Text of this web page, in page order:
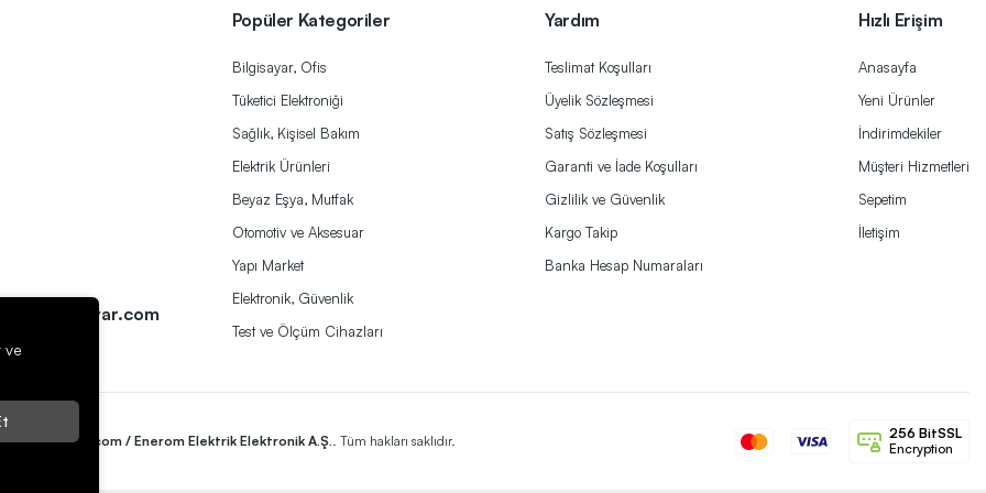
Popüler Kategoriler
Bilgisayar, Ofis
Tüketici Elektroniği
Sağlık, Kişisel Bakım
Elektrik Ürünleri
Beyaz Eşya, Mutfak
Otomotiv ve Aksesuar
Yapı Market
Elektronik, Güvenlik
Test ve Ölçüm Cihazları
Yardım
Teslimat Koşulları
Üyelik Sözleşmesi
Satış Sözleşmesi
Garanti ve İade Koşulları
Gizlilik ve Güvenlik
Kargo Takip
Banka Hesap Numaraları
Hızlı Erişim
Anasayfa
Yeni Ürünler
İndirimdekiler
Müşteri Hizmetleri
Sepetim
İletişim
Herbirivar.com / Enerom Elektrik Elektronik A.Ş.. Tüm hakları saklıdır.
256 BitSSL
Encryption
ve